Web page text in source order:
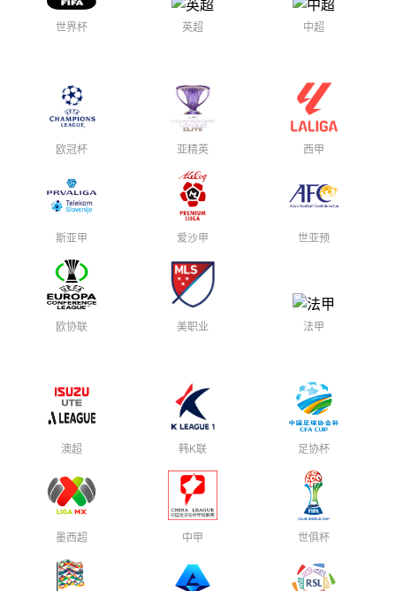
世界杯 英超 中超
欧冠杯 亚精英 西甲
斯亚甲 爱沙甲 世亚预
欧协联 美职业 法甲
澳超 韩K联 足协杯
墨西超 中甲 世俱杯